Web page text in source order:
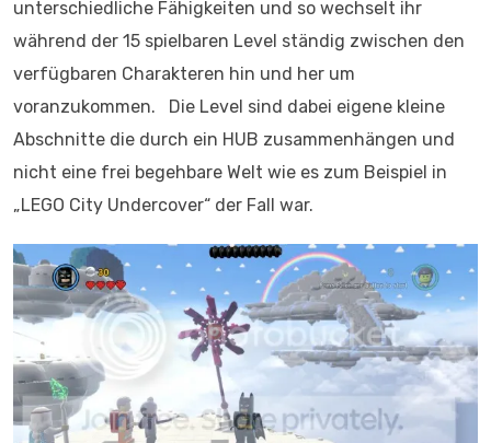
unterschiedliche Fähigkeiten und so wechselt ihr
während der 15 spielbaren Level ständig zwischen den
verfügbaren Charakteren hin und her um
voranzukommen. Die Level sind dabei eigene kleine
Abschnitte die durch ein HUB zusammenhängen und
nicht eine frei begehbare Welt wie es zum Beispiel in
„LEGO City Undercover“ der Fall war.